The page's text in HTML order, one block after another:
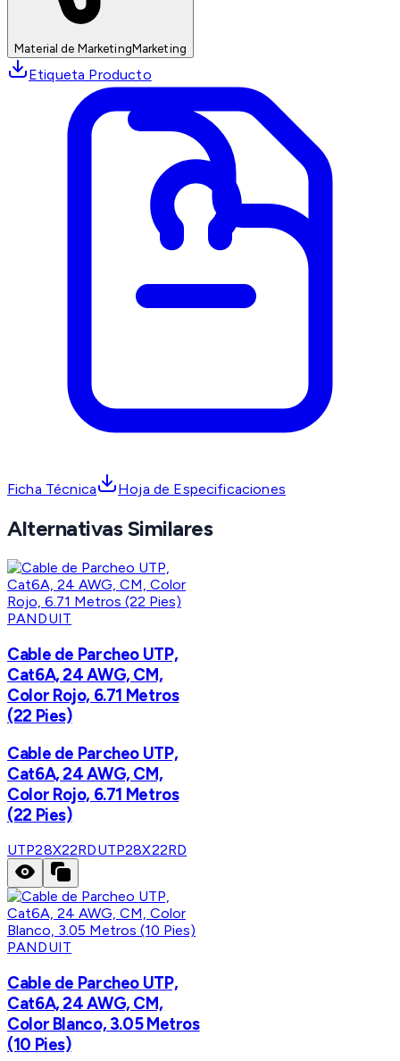
Material de MarketingMarketing
Etiqueta Producto
Ficha Técnica Hoja de Especificaciones
Alternativas Similares
PANDUIT
Cable de Parcheo UTP,
Cat6A, 24 AWG, CM,
Color Rojo, 6.71 Metros
(22 Pies)
Cable de Parcheo UTP,
Cat6A, 24 AWG, CM,
Color Rojo, 6.71 Metros
(22 Pies)
UTP28X22RDUTP28X22RD
PANDUIT
Cable de Parcheo UTP,
Cat6A, 24 AWG, CM,
Color Blanco, 3.05 Metros
(10 Pies)